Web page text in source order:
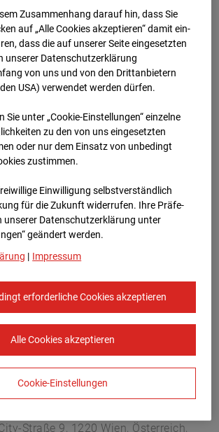
08 19:30
BV-Ausbau
-Cam4
70173 Stuttgart
Zur Übersicht
Straße 9, 1220 Wien, Österreich,
Zusammenhang darauf hin, dass Sie
auf „Alle Cookies akzeptieren“ damit ein­
dass die auf unserer Seite eingesetzten
unserer Datenschutzerklärung
von uns und von den Drittanbietern
USA) verwendet werden dürfen.
Sie unter „Cookie-Einstellungen“ einzelne
zu den von uns eingesetzten
oder nur dem Einsatz von unbedingt
zustimmen.
Einwilligung selbstverständlich
für die Zukunft widerrufen. Ihre Prä­fe­
unserer Datenschutzerklärung unter
geändert werden.
| Impressum
erforderliche Cookies akzeptieren
Alle Cookies akzeptieren
Cookie-Einstellungen